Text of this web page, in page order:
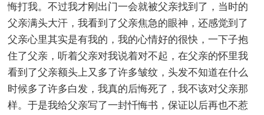
悔打我。不过我才刚出门一会就被父亲找到了，当时的
父亲满头大汗，我看到了父亲焦急的眼神，还感觉到了
父亲心里其实是有我的，我的心情好的很快，一下子抱
住了父亲，听着父亲对我说着对不起，在父亲的怀里我
看到了父亲额头上又多了许多皱纹，头发不知道在什么
时候多了许多白发，我真的后悔死了，我不该对父亲那
样。于是我给父亲写了一封忏悔书，保证以后再也不惹